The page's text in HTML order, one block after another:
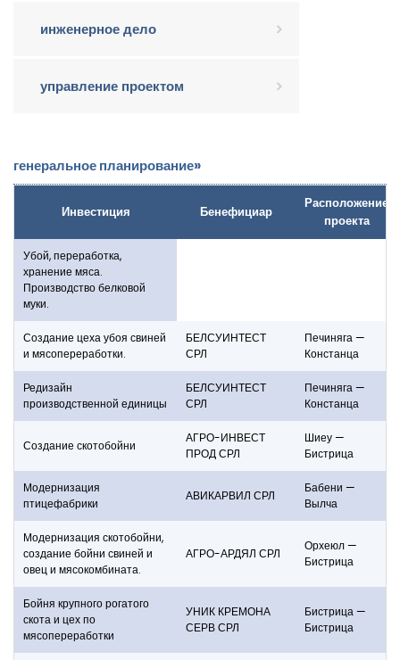
инженерное дело
управление проектом
генеральное планирование»
Инвестиция Бенефициар
Расположение
проекта
Убой, переработка,
хранение мяса.
Производство белковой
муки.
Создание цеха убоя свиней
и мясопереработки.
БЕЛСУИНТЕСТ
СРЛ
Печиняга —
Констанца
Редизайн
производственной единицы
БЕЛСУИНТЕСТ
СРЛ
Печиняга —
Констанца
Создание скотобойни
АГРО-ИНВЕСТ
ПРОД СРЛ
Шиеу —
Бистрица
Модернизация
птицефабрики
АВИКАРВИЛ СРЛ
Бабени —
Вылча
Модернизация скотобойни,
создание бойни свиней и
овец и мясокомбината.
АГРО-АРДЯЛ СРЛ
Орхеюл —
Бистрица
Бойня крупного рогатого
скота и цех по
мясопереработки
УНИК КРЕМОНА
СЕРВ СРЛ
Бистрица —
Бистрица